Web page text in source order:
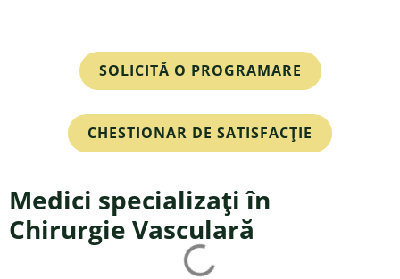
SOLICITĂ O PROGRAMARE
CHESTIONAR DE SATISFACȚIE
Medici specializați în
Chirurgie Vasculară